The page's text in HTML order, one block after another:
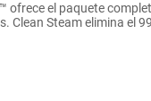
ofrece el paquete
Steam elimina el